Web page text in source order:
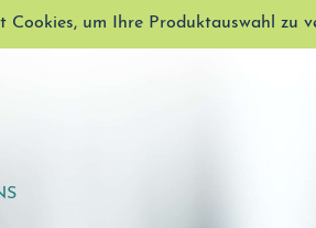
Cookies, um Ihre Produktauswahl zu